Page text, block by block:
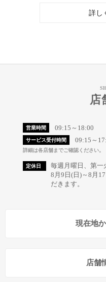
詳し
店
営業時間 09:15～18:00
サービス受付時間 09:15～
詳細は各店舗までご確認ください。
定休日
毎週月曜日、第一
8月9日(日)～8月
だきます。
現在地
店舗